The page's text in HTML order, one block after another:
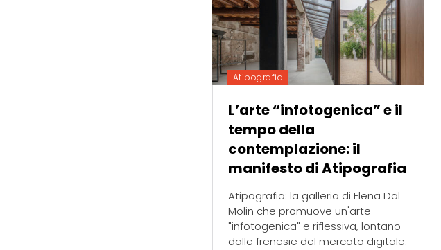
Atipografia
L’arte “infotogenica” e il
tempo della
contemplazione: il
manifesto di Atipografia
Atipografia: la galleria di Elena Dal
Molin che promuove un'arte
"infotogenica" e riflessiva, lontano
dalle frenesie del mercato digitale.